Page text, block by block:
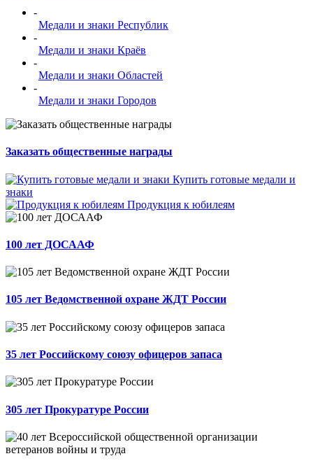
-
Медали и знаки Республик
-
Медали и знаки Краёв
-
Медали и знаки Областей
-
Медали и знаки Городов
Заказать общественные награды
Купить готовые медали и
знаки
Продукция к юбилеям
100 лет ДОСААФ
105 лет Ведомственной охране ЖДТ России
35 лет Российскому союзу офицеров запаса
305 лет Прокуратуре России